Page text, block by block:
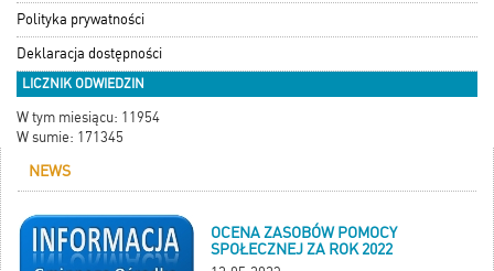
Polityka prywatności
Deklaracja dostępności
LICZNIK ODWIEDZIN
W tym miesiącu: 11954
W sumie: 171345
NEWS
OCENA ZASOBÓW POMOCY
SPOŁECZNEJ ZA ROK 2022